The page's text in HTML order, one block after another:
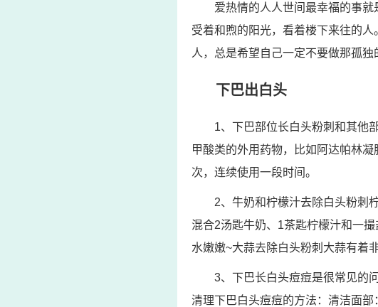
爱热情的人人世间最幸福的事
受着和煦的阳光，看着楼下来往的
人，总是希望自己一定不要做那孤独
下巴出白头
1、下巴部位长白头粉刺和其他
甲酸类的外用药物，比如阿达帕林
次，连续使用一段时间。
2、牛奶和柠檬汁去除白头粉刺
混合2汤匙牛奶、1茶匙柠檬汁和一
水嫩嫩~大蒜去除白头粉刺大蒜有着
3、下巴长白头痘痘是很常见的
清理下巴白头痘痘的方法：清洁面